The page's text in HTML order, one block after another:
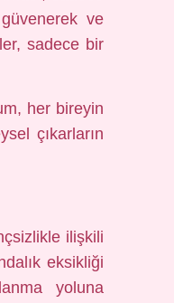
ve
sadece bir
her bireyin
çıkarların
ilişkili
eksikliği
yoluna